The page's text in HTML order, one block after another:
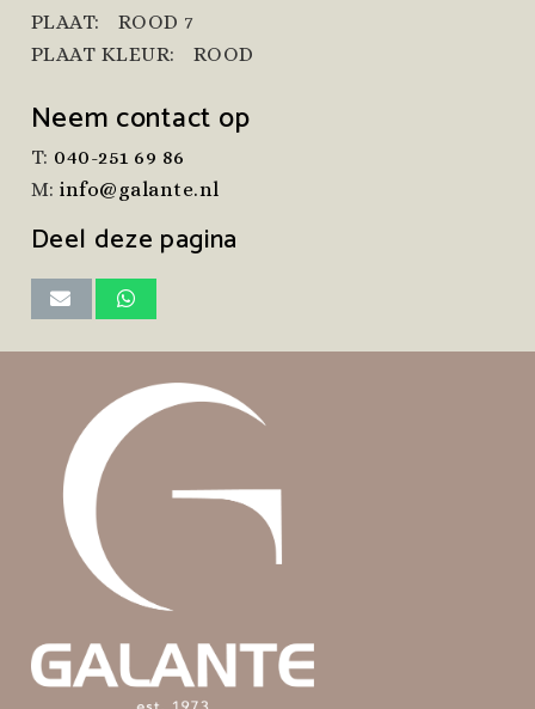
PLAAT:
ROOD 7
PLAAT KLEUR:
ROOD
Neem contact op
T: 040-251 69 86
M:info@galante.nl
Deel deze pagina